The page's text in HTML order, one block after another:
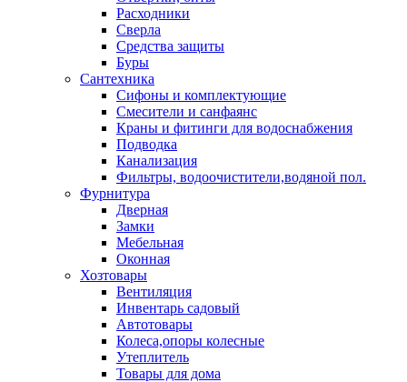
Расходники
Сверла
Средства защиты
Буры
Сантехника
Сифоны и комплектующие
Смесители и санфаянс
Краны и фитинги для водоснабжения
Подводка
Канализация
Фильтры, водоочистители,водяной пол.
Фурнитура
Дверная
Замки
Мебельная
Оконная
Хозтовары
Вентиляция
Инвентарь садовый
Автотовары
Колеса,опоры колесные
Утеплитель
Товары для дома